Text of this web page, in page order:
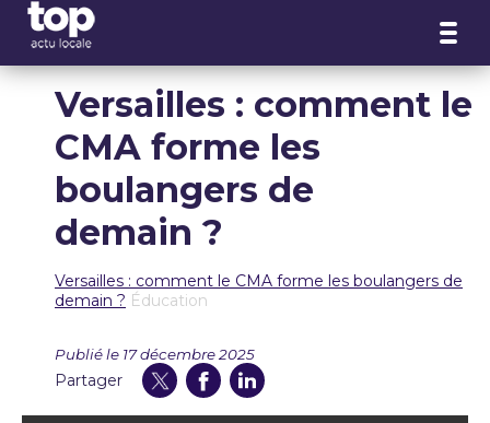
Versailles : comment le
CMA forme les
boulangers de
demain ?
Versailles : comment le CMA forme les boulangers de
demain ? Éducation
Publié le 17 décembre 2025
Partager
Panneau de gestion des cookies